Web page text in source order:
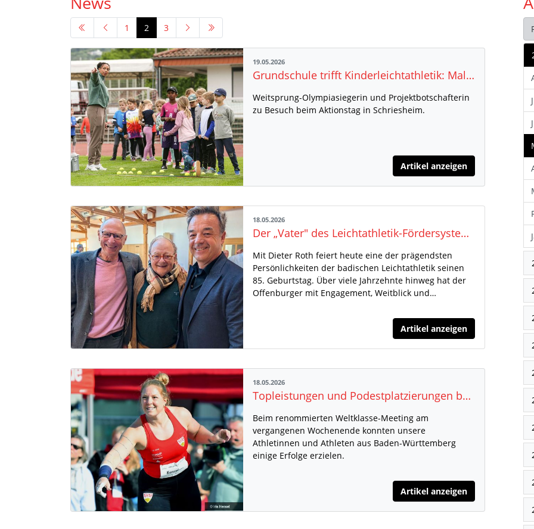
1 2 3
19.05.2026
Grundschule trifft Kinderleichtathletik: Malaika Mihambo begeistert Kinder für die Bewegung
Weitsprung-Olympiasiegerin und Projektbotschafterin
zu Besuch beim Aktionstag in Schriesheim.
Artikel anzeigen
18.05.2026
Der „Vater" des Leichtathletik-Fördersystems im Land wird 85
Mit Dieter Roth feiert heute eine der prägendsten
Persönlichkeiten der badischen Leichtathletik seinen
85. Geburtstag. Über viele Jahrzehnte hinweg hat der
Offenburger mit Engagement, Weitblick und…
Artikel anzeigen
18.05.2026
Topleistungen und Podestplatzierungen bei den Halleschen Werfertagen 2026
Beim renommierten Weltklasse-Meeting am
vergangenen Wochenende konnten unsere
Athletinnen und Athleten aus Baden-Württemberg
einige Erfolge erzielen.
Artikel anzeigen